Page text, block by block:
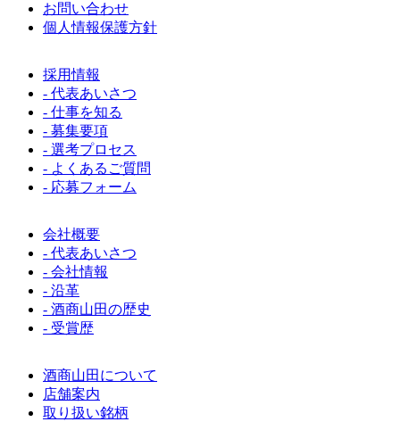
お問い合わせ
個人情報保護方針
採用情報
- 代表あいさつ
- 仕事を知る
- 募集要項
- 選考プロセス
- よくあるご質問
- 応募フォーム
会社概要
- 代表あいさつ
- 会社情報
- 沿革
- 酒商山田の歴史
- 受賞歴
酒商山田について
店舗案内
取り扱い銘柄